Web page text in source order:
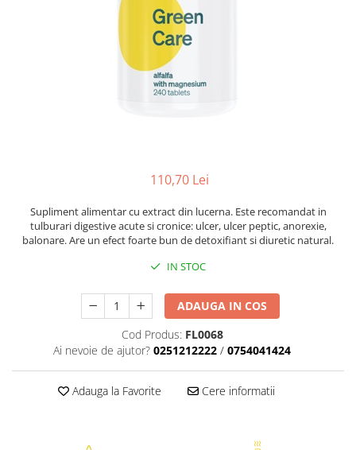
110,70 Lei
Supliment alimentar cu extract din lucerna. Este recomandat in
tulburari digestive acute si cronice: ulcer, ulcer peptic, anorexie,
balonare. Are un efect foarte bun de detoxifiant si diuretic natural.
IN STOC
ADAUGA IN COS
Cod Produs: FL0068
Ai nevoie de ajutor? 0251212222 / 0754041424
Adauga la Favorite Cere informatii